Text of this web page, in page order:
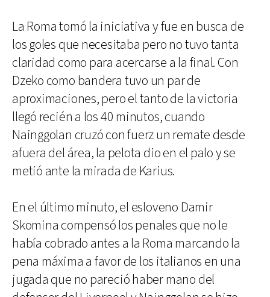
La Roma tomó la iniciativa y fue en busca de
los goles que necesitaba pero no tuvo tanta
claridad como para acercarse a la final. Con
Dzeko como bandera tuvo un par de
aproximaciones, pero el tanto de la victoria
llegó recién a los 40 minutos, cuando
Nainggolan cruzó con fuerz un remate desde
afuera del área, la pelota dio en el palo y se
metió ante la mirada de Karius.
En el último minuto, el esloveno Damir
Skomina compensó los penales que no le
había cobrado antes a la Roma marcando la
pena máxima a favor de los italianos en una
jugada que no pareció haber mano del